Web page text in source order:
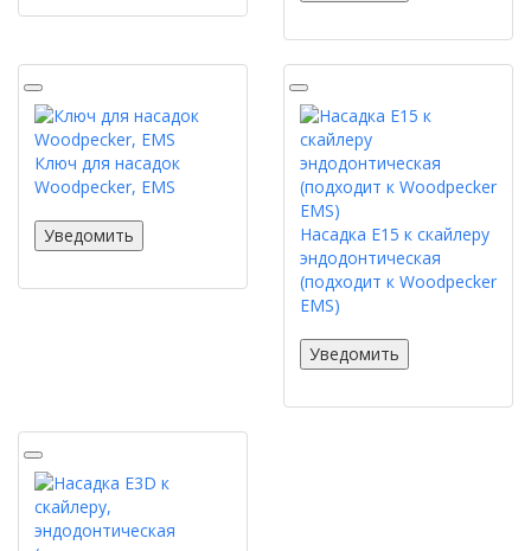
Ключ для насадок
Woodpecker, EMS
Уведомить
Насадка E15 к скайлеру
эндодонтическая
(подходит к Woodpecker
EMS)
Уведомить